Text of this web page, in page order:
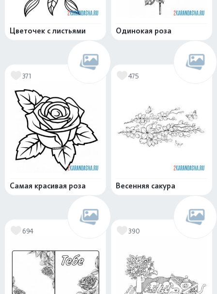
Цветочек с листьями Одинокая роза
371
Самая красивая роза
475
Весенняя сакура
694 390